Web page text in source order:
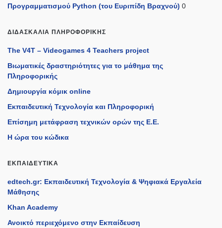
Προγραμματισμού Python (του Ευριπίδη Βραχνού) 0
ΔΙΔΑΣΚΑΛΊΑ ΠΛΗΡΟΦΟΡΙΚΉΣ
The V4T – Videogames 4 Teachers project
Βιωματικές δραστηριότητες για το μάθημα της
Πληροφορικής
Δημιουργία κόμικ online
Εκπαιδευτική Τεχνολογία και Πληροφορική
Επίσημη μετάφραση τεχνικών ορών της Ε.Ε.
Η ώρα του κώδικα
ΕΚΠΑΙΔΕΥΤΙΚΆ
edtech.gr: Εκπαιδευτική Τεχνολογία & Ψηφιακά Εργαλεία
Μάθησης
Khan Academy
Ανοικτό περιεχόμενο στην Εκπαίδευση